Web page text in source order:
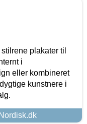
plakater til
i
eller kombineret
kunstnere i